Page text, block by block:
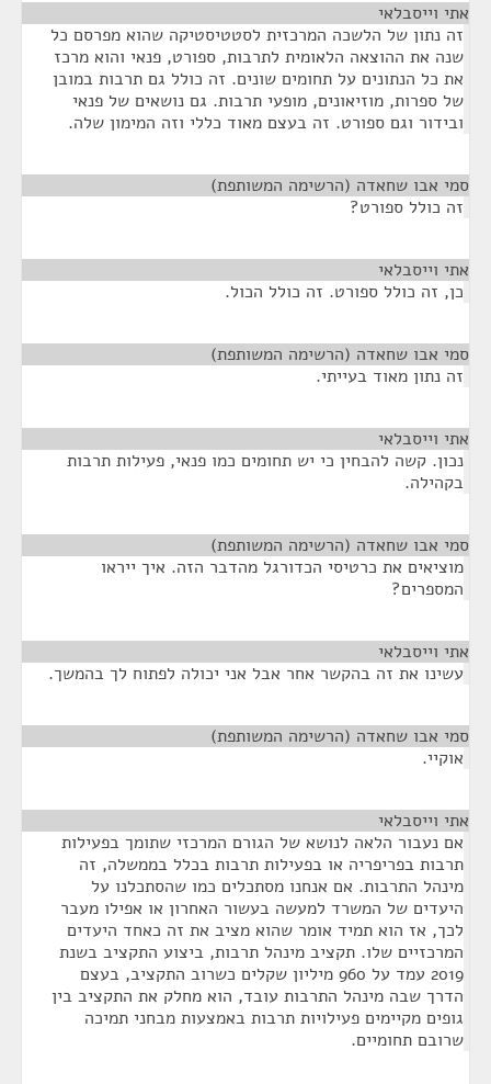
אתי וייסבלאי
זה נתון של הלשכה המרכזית לסטטיסטיקה שהוא מפרסם כל
שנה את ההוצאה הלאומית לתרבות, ספורט, פנאי והוא מרכז
את כל הנתונים על תחומים שונים. זה כולל גם תרבות במובן
של ספרות, מוזיאונים, מופעי תרבות. גם נושאים של פנאי
ובידור וגם ספורט. זה בעצם מאוד כללי וזה המימון שלה.
סמי אבו שחאדה (הרשימה המשותפת)
זה כולל ספורט?
אתי וייסבלאי
כן, זה כולל ספורט. זה כולל הכול.
סמי אבו שחאדה (הרשימה המשותפת)
זה נתון מאוד בעייתי.
אתי וייסבלאי
נכון. קשה להבחין כי יש תחומים כמו פנאי, פעילות תרבות
בקהילה.
סמי אבו שחאדה (הרשימה המשותפת)
מוציאים את כרטיסי הכדורגל מהדבר הזה. איך ייראו
המספרים?
אתי וייסבלאי
עשינו את זה בהקשר אחר אבל אני יכולה לפתוח לך בהמשך.
סמי אבו שחאדה (הרשימה המשותפת)
אוקיי.
אתי וייסבלאי
אם נעבור הלאה לנושא של הגורם המרכזי שתומך בפעילות
תרבות בפריפריה או בפעילות תרבות בכלל בממשלה, זה
מינהל התרבות. אם אנחנו מסתכלים כמו שהסתכלנו על
היעדים של המשרד למעשה בעשור האחרון או אפילו מעבר
לכך, אז הוא תמיד אומר שהוא מציב את זה כאחד היעדים
המרכזיים שלו. תקציב מינהל תרבות, ביצוע התקציב בשנת
2019 עמד על 960 מיליון שקלים כשרוב התקציב, בעצם
הדרך שבה מינהל התרבות עובד, הוא מחלק את התקציב בין
גופים מקיימים פעילויות תרבות באמצעות מבחני תמיכה
שרובם תחומיים.